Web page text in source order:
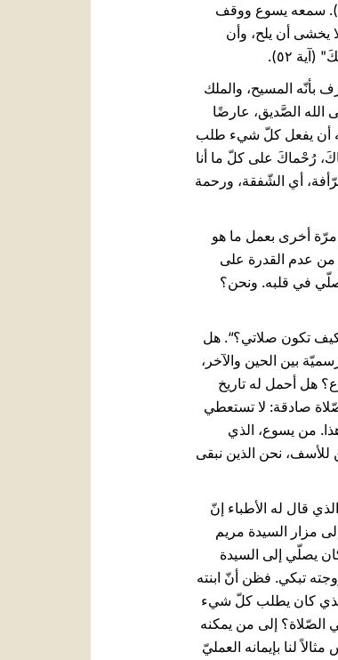
برطيماوس. انزعج التّلاميذ والجموع من صراخه وانتهروه ليسكت. لكنّه صاح أشدّ صياح: "رُحْماكَ، يا ٱبنَ داود!" (آية 48). سمعه يسوع ووقف
يخشى أن يلح، وأن
٥٢).
بأنّه المسيح، والملك
الله الصَّديق، عارضًا
أن يفعل كلّ شيء طلب
رُحْماكَ على كلّ ما أنا
أي الشّفقة، ورحمة
مرّة أخرى بعمل ما هو
من عدم القدرة على
في قلبه. ونحن؟
تكون صلاتي؟“. هل
بين الحين والآخر،
هل أحمل له تاريخ
صادقة: لا تستعطي
من يسوع، الذي
نحن الذين نبقى
قال له الأطباء إنّ
مزار السيدة مريم
يصلّي إلى السيدة
تبكي. فظن أنّ ابنته
الذي كان يطلب كلّ شيء
إلى من يمكنه
لنا بإيمانه العمليّ